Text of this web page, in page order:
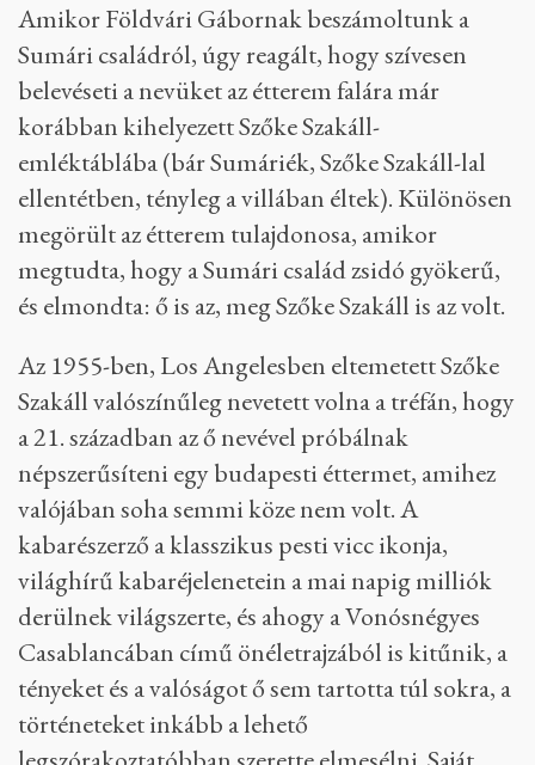
Amikor Földvári Gábornak beszámoltunk a
Sumári családról, úgy reagált, hogy szívesen
belevéseti a nevüket az étterem falára már
korábban kihelyezett Szőke Szakáll-
emléktáblába (bár Sumáriék, Szőke Szakáll-lal
ellentétben, tényleg a villában éltek). Különösen
megörült az étterem tulajdonosa, amikor
megtudta, hogy a Sumári család zsidó gyökerű,
és elmondta: ő is az, meg Szőke Szakáll is az volt.
Az 1955-ben, Los Angelesben eltemetett Szőke
Szakáll valószínűleg nevetett volna a tréfán, hogy
a 21. században az ő nevével próbálnak
népszerűsíteni egy budapesti éttermet, amihez
valójában soha semmi köze nem volt. A
kabarészerző a klasszikus pesti vicc ikonja,
világhírű kabaréjelenetein a mai napig milliók
derülnek világszerte, és ahogy a Vonósnégyes
Casablancában című önéletrajzából is kitűnik, a
tényeket és a valóságot ő sem tartotta túl sokra, a
történeteket inkább a lehető